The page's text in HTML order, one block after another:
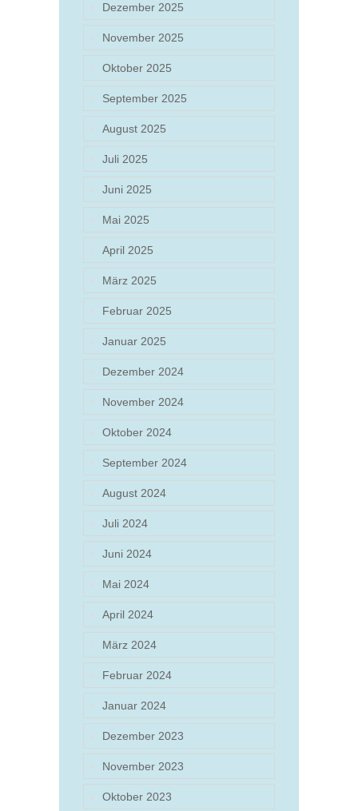
Dezember 2025
November 2025
Oktober 2025
September 2025
August 2025
Juli 2025
Juni 2025
Mai 2025
April 2025
März 2025
Februar 2025
Januar 2025
Dezember 2024
November 2024
Oktober 2024
September 2024
August 2024
Juli 2024
Juni 2024
Mai 2024
April 2024
März 2024
Februar 2024
Januar 2024
Dezember 2023
November 2023
Oktober 2023